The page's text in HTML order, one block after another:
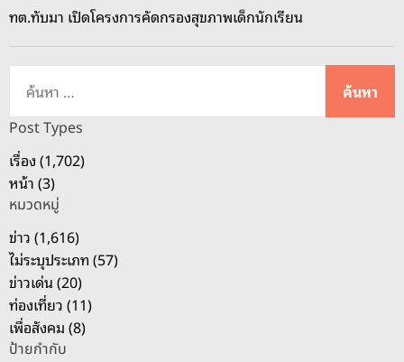
ทต.ทับมา เปิดโครงการคัดกรองสุขภาพเด็กนักเรียน
ห
สำ
ห
รั
บ
:
Post Types
เรื่อง (1,702)
หน้า (3)
หมวดหมู่
ข่าว (1,616)
ไม่ระบุประเภท (57)
ข่าวเด่น (20)
ท่องเที่ยว (11)
เพื่อสังคม (8)
ป้ายกำกับ